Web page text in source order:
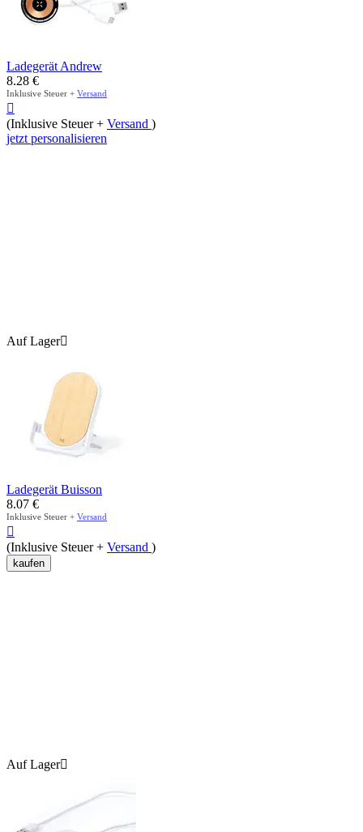
Ladegerät Andrew
8.28 €
Inklusive Steuer + Versand

(Inklusive Steuer + Versand )
jetzt personalisieren
Auf Lager
Ladegerät Buisson
8.07 €
Inklusive Steuer + Versand

(Inklusive Steuer + Versand )
kaufen
Auf Lager